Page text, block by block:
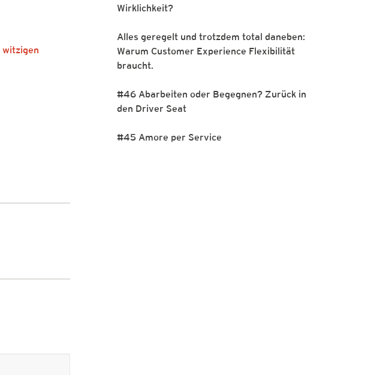
witzigen
Wirklichkeit?
Alles geregelt und trotzdem total daneben:
Warum Customer Experience Flexibilität
braucht.
#46 Abarbeiten oder Begegnen? Zurück in
den Driver Seat
#45 Amore per Service